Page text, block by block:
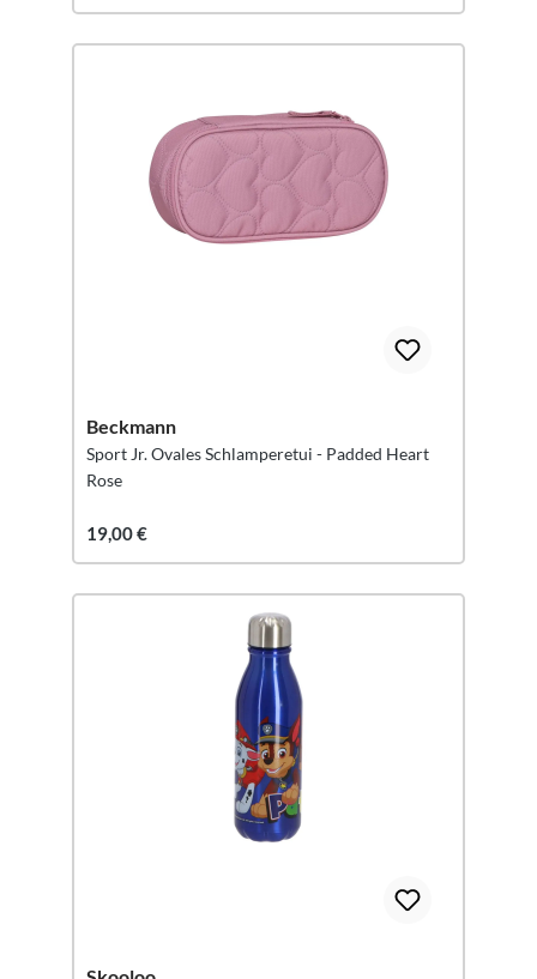
Beckmann
Sport Jr. Ovales Schlamperetui - Padded Heart
Rose
19,00 €